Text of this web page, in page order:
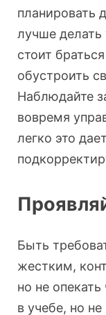
планировать
лучше делать
стоит
обустроить
Наблюдайте
вовремя
легко это
Быть
жестким,
но не
в учебе, но